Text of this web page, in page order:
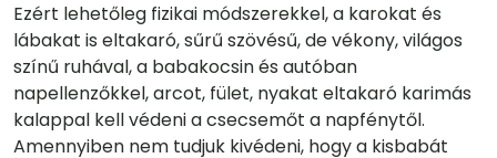
Ezért lehetőleg fizikai módszerekkel, a karokat és
lábakat is eltakaró, sűrű szövésű, de vékony, világos
színű ruhával, a babakocsin és autóban
napellenzőkkel, arcot, fület, nyakat eltakaró karimás
kalappal kell védeni a csecsemőt a napfénytől.
Amennyiben nem tudjuk kivédeni, hogy a kisbabát